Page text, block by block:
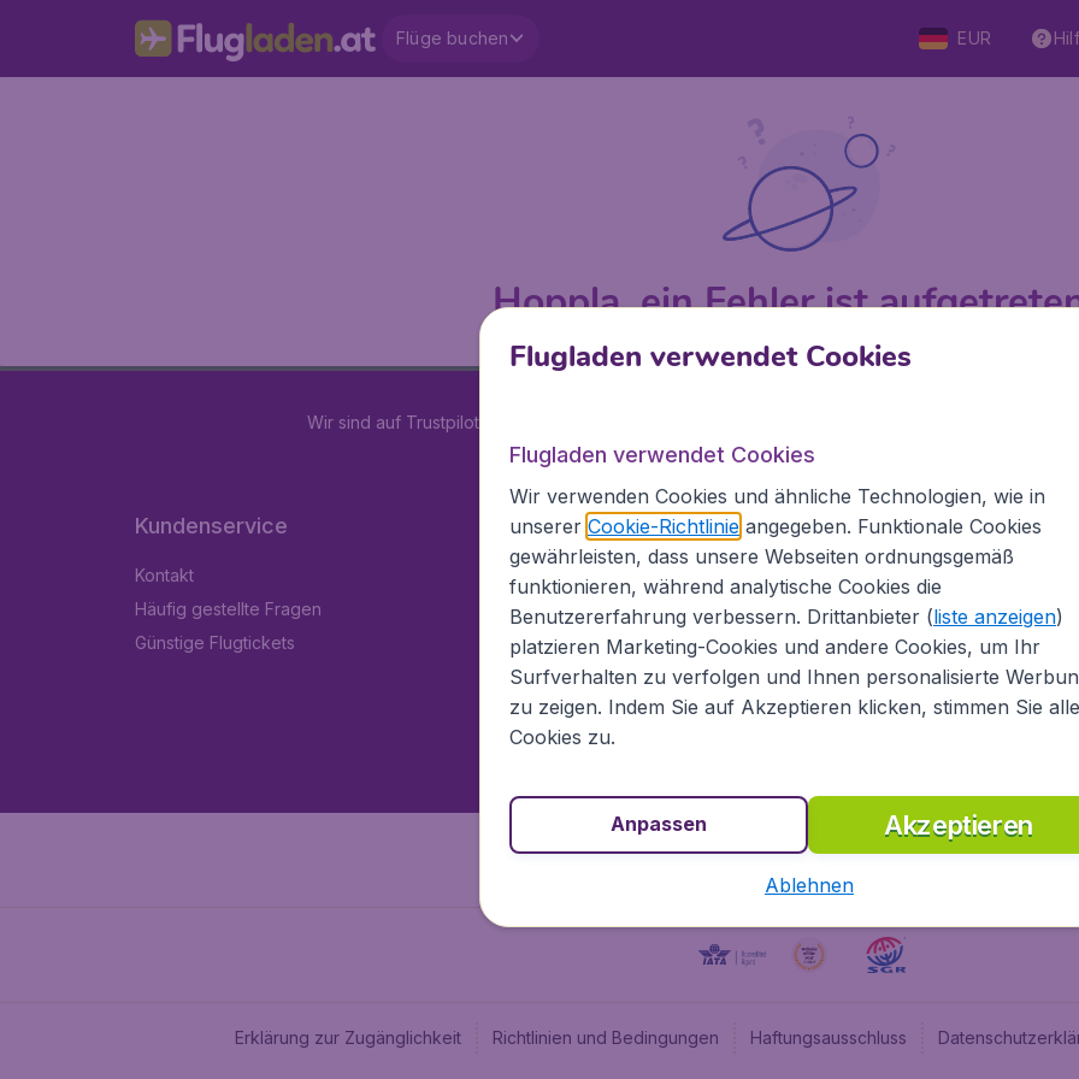
Flüge buchen EUR
Hoppla, ein Fehler ist
Wir sind auf Trustpilot mit
Kundenservice
Kontakt
Häufig gestellte Fragen
Günstige Flugtickets
Flugladen.at
Über Flugladen.at
Rechtliche Informationen
Impressum
Partnerprogramm
Stellenangebote
Erklärung zur Zugänglichkeit Richtlinien und Bedingungen Haftungsausschluss
Flugladen verwendet Cookies
Flugladen verwendet Cookies
Wir verwenden Cookies und ähnliche Technologien, wie in
unserer Cookie-Richtlinieangegeben. Funktionale Cookies
gewährleisten, dass unsere Webseiten ordnungsgemäß
funktionieren, während analytische Cookies die
Benutzererfahrung verbessern. Drittanbieter (liste anzeigen)
platzieren Marketing-Cookies und andere Cookies, um Ihr
Surfverhalten zu verfolgen und Ihnen personalisierte
zu zeigen. Indem Sie auf Akzeptieren klicken, stimmen Sie
Cookies zu.
Akzeptieren
Anpassen
Ablehnen